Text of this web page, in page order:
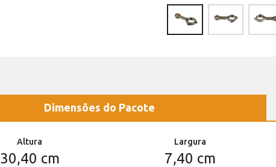
Dimensões do Pacote
Altura
30,40 cm
Largura
7,40 cm